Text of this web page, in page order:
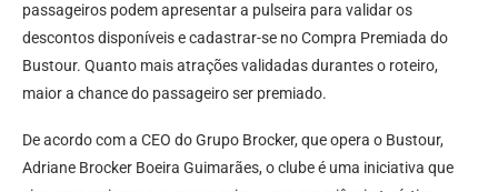
passageiros podem apresentar a pulseira para validar os
descontos disponíveis e cadastrar-se no Compra Premiada do
Bustour. Quanto mais atrações validadas durantes o roteiro,
maior a chance do passageiro ser premiado.
De acordo com a CEO do Grupo Brocker, que opera o Bustour,
Adriane Brocker Boeira Guimarães, o clube é uma iniciativa que